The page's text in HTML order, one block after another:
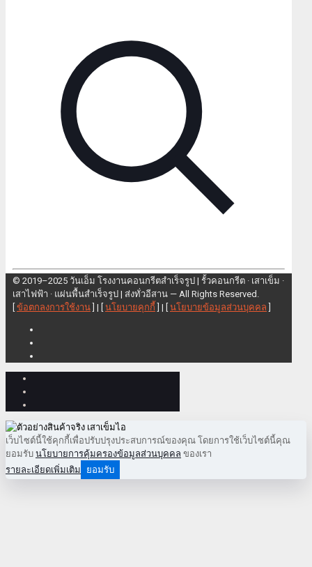
© 2019–2025 วันเอ็ม โรงงานคอนกรีตสำเร็จรูป | รั้วคอนกรีต · เสาเข็ม ·
เสาไฟฟ้า · แผ่นพื้นสำเร็จรูป | ส่งทั่วอีสาน — All Rights Reserved.
ข้อตกลงการใช้งาน ] | [ นโยบายคุกกี้ ] | [ นโยบายข้อมูลส่วนบุคคล
เว็บไซต์นี้ใช้คุกกี้เพื่อปรับปรุงประสบการณ์ของคุณ โดยการใช้เว็บไซต์นี้คุณ
ยอมรับ นโยบายการคุ้มครองข้อมูลส่วนบุคคล ของเรา
รายละเอียดเพิ่มเติม
ยอมรับ